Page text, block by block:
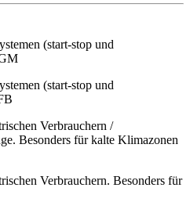
(start-stop und
(start-stop und
Verbrauchern /
Besonders für kalte Klimazonen
Verbrauchern. Besonders für